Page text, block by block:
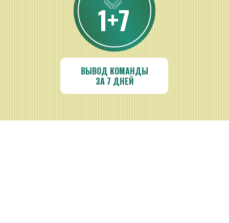
ВЫВОД КОМАНДЫ
ЗА 7 ДНЕЙ
1+7